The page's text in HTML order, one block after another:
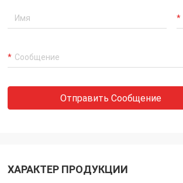
Привет, Алиса: Всё собрано и работает
без сбоев. Большое спасибо.
Отправить Сообщение
ХАРАКТЕР ПРОДУКЦИИ